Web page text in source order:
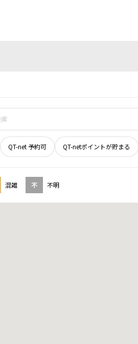
QT-net 予約可 QT-netポイントが貯まる
混雑 不 不明